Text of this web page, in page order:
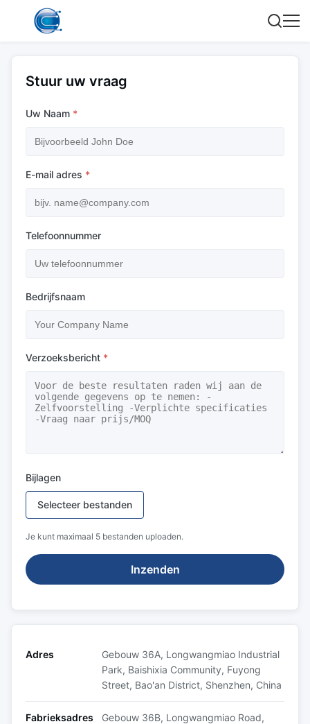
Stuur uw vraag
Uw Naam *
E-mail adres *
Telefoonnummer
Bedrijfsnaam
Verzoeksbericht *
Bijlagen
Selecteer bestanden
Je kunt maximaal 5 bestanden uploaden.
Inzenden
Adres
Gebouw 36A, Longwangmiao Industrial
Park, Baishixia Community, Fuyong
Street, Bao'an District, Shenzhen, China
Fabrieksadres
Gebouw 36B, Longwangmiao Road,